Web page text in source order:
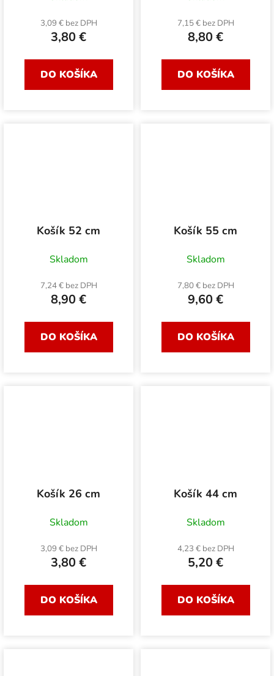
3,09 € bez DPH
3,80 €
DO KOŠÍKA
7,15 € bez DPH
8,80 €
DO KOŠÍKA
Košík 52 cm
Skladom
7,24 € bez DPH
8,90 €
DO KOŠÍKA
Košík 55 cm
Skladom
7,80 € bez DPH
9,60 €
DO KOŠÍKA
Košík 26 cm
Skladom
3,09 € bez DPH
3,80 €
DO KOŠÍKA
Košík 44 cm
Skladom
4,23 € bez DPH
5,20 €
DO KOŠÍKA